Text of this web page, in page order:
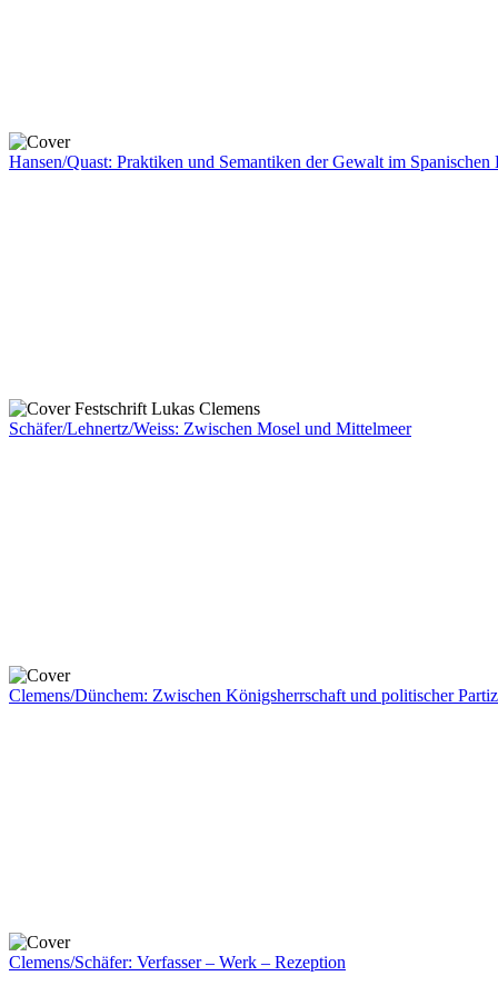
Hansen/Quast: Praktiken und Semantiken der Gewalt im Spanischen
Schäfer/Lehnertz/Weiss: Zwischen Mosel und Mittelmeer
Clemens/Dünchem: Zwischen Königsherrschaft und politischer
Clemens/Schäfer: Verfasser – Werk – Rezeption